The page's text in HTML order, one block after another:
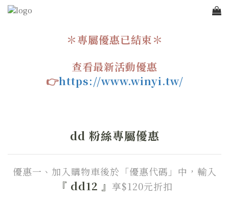
＊專屬優惠已結束＊
查看最新活動優惠
👉https://www.winyi.tw/
dd 粉絲專屬優惠
優惠一、加入購物車後於「優惠代碼」中， 輸入
『 dd12 』 享$120元折扣